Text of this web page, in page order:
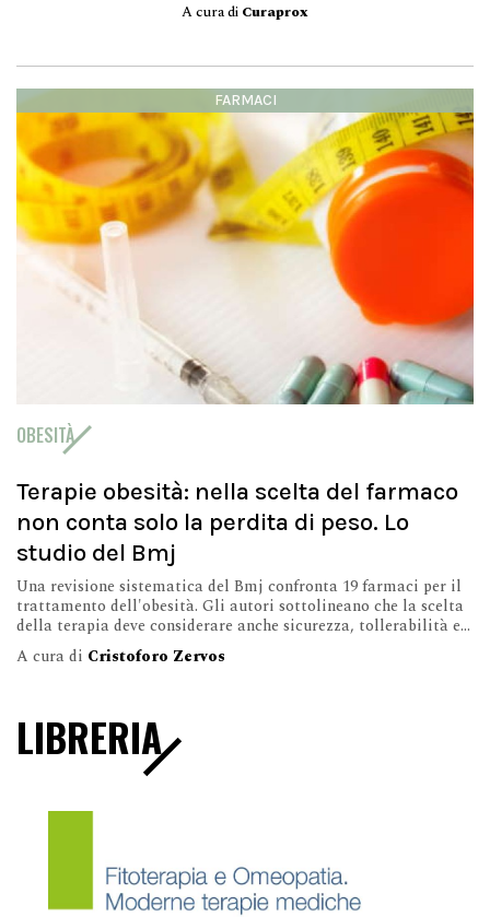
A cura di Curaprox
FARMACI
OBESITÀ
Terapie obesità: nella scelta del farmaco
non conta solo la perdita di peso. Lo
studio del Bmj
Una revisione sistematica del Bmj confronta 19 farmaci per il
trattamento dell'obesità. Gli autori sottolineano che la scelta
della terapia deve considerare anche sicurezza, tollerabilità e...
A cura di Cristoforo Zervos
LIBRERIA